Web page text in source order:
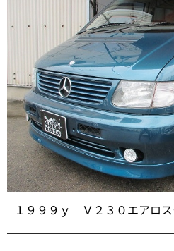
１９９９ｙ Ｖ２３０エアロ